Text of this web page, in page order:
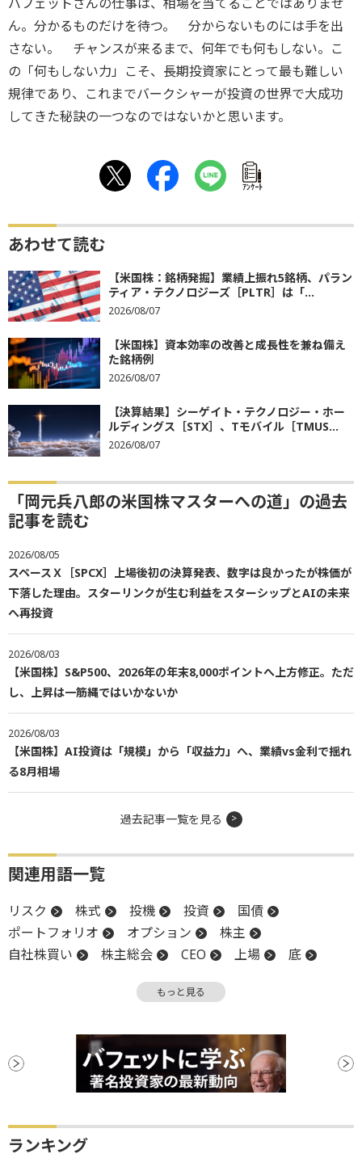
ん。分かるものだけを待つ。 分からないものには手を出
さない。 チャンスが来るまで、何年でも何もしない。こ
の「何もしない力」こそ、長期投資家にとって最も難しい
規律であり、これまでバークシャーが投資の世界で大成功
してきた秘訣の一つなのではないかと思います。
ｱﾝｹｰﾄ
あわせて読む
【米国株：銘柄発掘】業績上振れ5銘柄、パラン
ティア・テクノロジーズ［PLTR］は「...
2026/08/07
【米国株】資本効率の改善と成長性を兼ね備え
た銘柄例
2026/08/07
【決算結果】シーゲイト・テクノロジー・ホー
ルディングス［STX］、Tモバイル［TMUS...
2026/08/07
「岡元兵八郎の米国株マスターへの道」の過去
記事を読む
2026/08/05
スペースＸ［SPCX］上場後初の決算発表、数字は良かったが株価が
下落した理由。スターリンクが生む利益をスターシップとAIの未来
へ再投資
2026/08/03
【米国株】S&P500、2026年の年末8,000ポイントへ上方修正。ただ
し、上昇は一筋縄ではいかないか
2026/08/03
【米国株】AI投資は「規模」から「収益力」へ、業績vs金利で揺れ
る8月相場
過去記事一覧を見る
関連用語一覧
リスク 株式 投機 投資
国債
ポートフォリオ
オプション
株主
自社株買い
株主総会 CEO 上場
底
もっと見る
ランキング